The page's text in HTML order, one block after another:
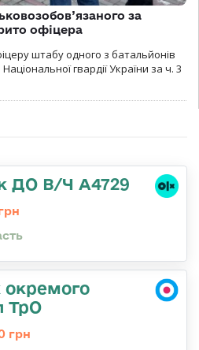
за
офіцера
штабу одного з батальйонів
гвардії України за ч. 3
ДО В/Ч А4729
окремого
ТрО
грн